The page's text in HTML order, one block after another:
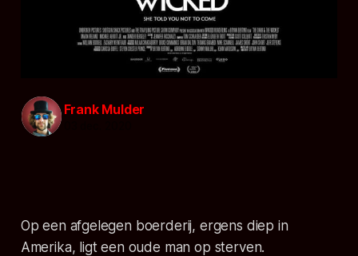
Frank Mulder
Op een afgelegen boerderij, ergens diep in
Amerika, ligt een oude man op sterven.